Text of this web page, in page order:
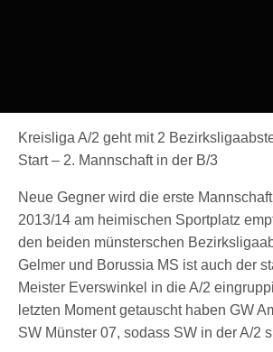
Kreisliga A/2 geht mit 2
Start – 2. Mannschaft in der B/3
Neue Gegner wird die erste
2013/14 am heimischen Sportplatz
den beiden münsterschen
Gelmer und Borussia MS ist auch der
Meister Everswinkel in die A/2
letzten Moment getauscht haben GW
SW Münster 07, sodass SW in der A/2